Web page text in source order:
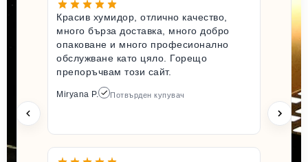
Красив хумидор, отлично качество,
много бърза доставка, много добро
опаковане и много професионално
обслужване като цяло. Горещо
препоръчвам този сайт.
Miryana P. Потвърден купувач